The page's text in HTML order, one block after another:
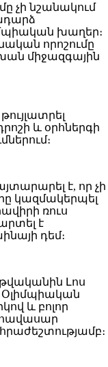
չի նշանակում
խաղեր։
որոշումը
միջազգային
և օրհներգի
է, որ չի
կազմակերպել
ռուս
է
դեմ։
թվականին Լոս
Օլիմպիական
և բոլոր
հավասար